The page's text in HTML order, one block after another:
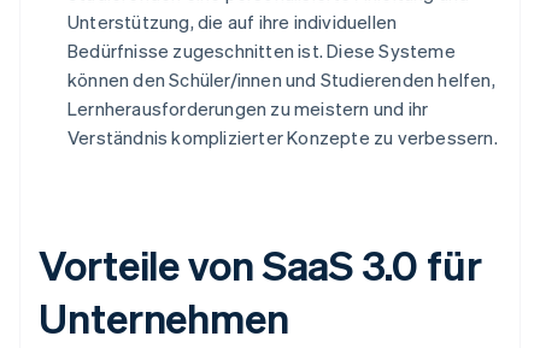
Unterstützung, die auf ihre individuellen
Bedürfnisse zugeschnitten ist. Diese Systeme
können den Schüler/innen und Studierenden helfen,
Lernherausforderungen zu meistern und ihr
Verständnis komplizierter Konzepte zu verbessern.
Vorteile von SaaS 3.0 für
Unternehmen